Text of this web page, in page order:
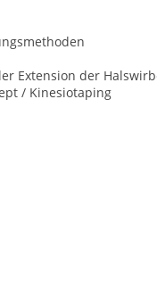
Extension der
/ Kinesiotaping